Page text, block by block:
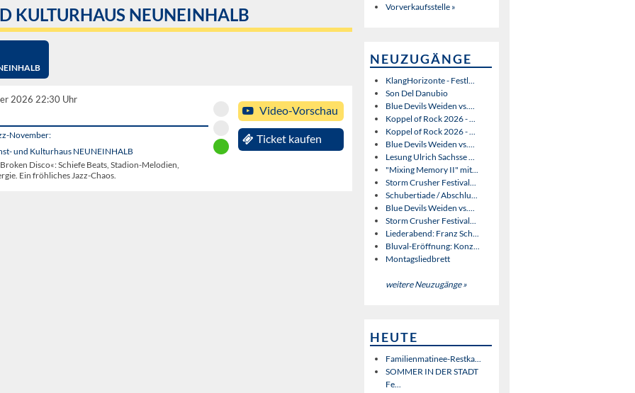
KULTURHAUS NEUNEINHALB
2026 22:30 Uhr
November:
und Kulturhaus NEUNEINHALB
Disco«: Schiefe Beats, Stadion-Melodien,
Ein fröhliches Jazz-Chaos.
Video-Vorschau
Ticket kaufen
Vorverkaufsstelle »
NEUZUGÄNGE
KlangHorizonte - Festl...
Son Del Danubio
Blue Devils Weiden vs....
Koppel of Rock 2026 - ...
Koppel of Rock 2026 - ...
Blue Devils Weiden vs....
Lesung Ulrich Sachsse ...
"Mixing Memory II" mit...
Storm Crusher Festival...
Schubertiade / Abschlu...
Blue Devils Weiden vs....
Storm Crusher Festival...
Liederabend: Franz Sch...
Bluval-Eröffnung: Konz...
Montagsliedbrett
weitere Neuzugänge »
HEUTE
Familienmatinee-Restka...
SOMMER IN DER STADT
Fe...